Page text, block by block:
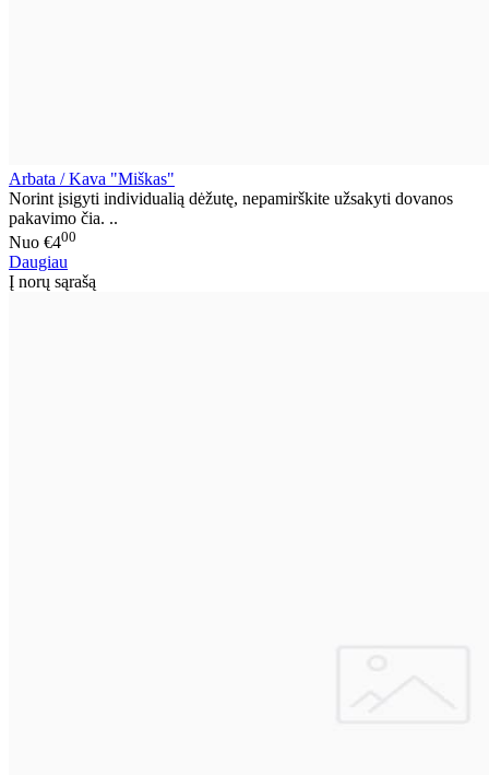
Arbata / Kava "Miškas"
Norint įsigyti individualią dėžutę, nepamirškite užsakyti dovanos
pakavimo čia. ..
Nuo €400
Daugiau
Į norų sąrašą